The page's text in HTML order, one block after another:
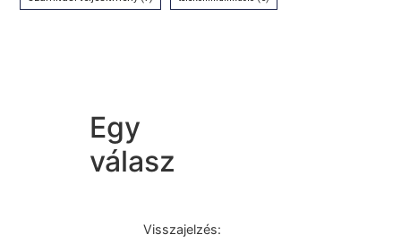
Egy
válasz
Visszajelzés: